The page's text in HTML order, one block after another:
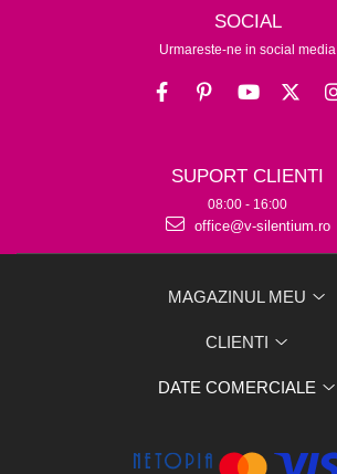
SOCIAL
Urmareste-ne in social media
SUPORT CLIENTI
08:00 - 16:00
office@v-silentium.ro
MAGAZINUL MEU
CLIENTI
DATE COMERCIALE